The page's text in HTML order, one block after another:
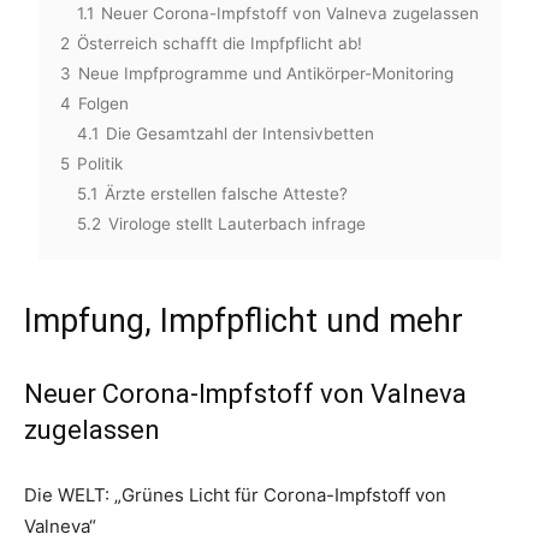
1.1 Neuer Corona-Impfstoff von Valneva zugelassen
2 Österreich schafft die Impfpflicht ab!
3 Neue Impfprogramme und Antikörper-Monitoring
4 Folgen
4.1 Die Gesamtzahl der Intensivbetten
5 Politik
5.1 Ärzte erstellen falsche Atteste?
5.2 Virologe stellt Lauterbach infrage
Impfung, Impfpflicht und mehr
Neuer Corona-Impfstoff von Valneva
zugelassen
Die WELT: „Grünes Licht für Corona-Impfstoff von
Valneva“